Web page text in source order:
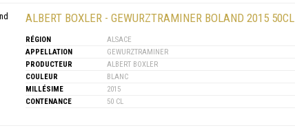
ALBERT BOXLER - GEWURZTRAMINER BOLAND 2015 50CL
RÉGION
ALSACE
APPELLATION
GEWURZTRAMINER
PRODUCTEUR
ALBERT BOXLER
COULEUR
BLANC
MILLÉSIME
2015
CONTENANCE
50 CL